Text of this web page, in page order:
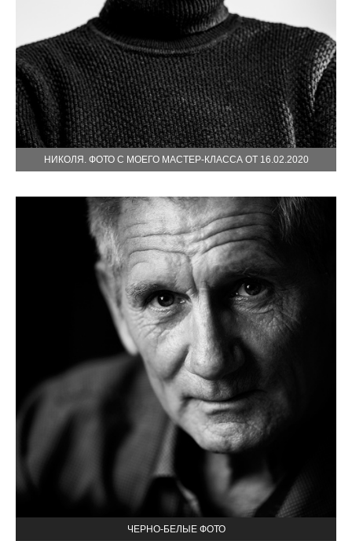
НИКОЛЯ. ФОТО С МОЕГО МАСТЕР-КЛАССА ОТ 16.02.2020
ЧЕРНО-БЕЛЫЕ ФОТО